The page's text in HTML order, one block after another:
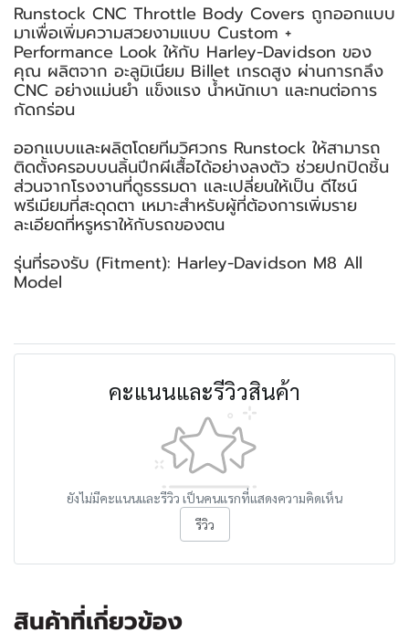
Runstock CNC Throttle Body Covers ถูกออกแบบ
มาเพื่อเพิ่มความสวยงามแบบ Custom +
Performance Look ให้กับ Harley-Davidson ของ
คุณ ผลิตจาก อะลูมิเนียม Billet เกรดสูง ผ่านการกลึง
CNC อย่างแม่นยำ แข็งแรง น้ำหนักเบา และทนต่อการ
กัดกร่อน
ออกแบบและผลิตโดยทีมวิศวกร Runstock ให้สามารถ
ติดตั้งครอบบนลิ้นปีกผีเสื้อได้อย่างลงตัว ช่วยปกปิดชิ้น
ส่วนจากโรงงานที่ดูธรรมดา และเปลี่ยนให้เป็น ดีไซน์
พรีเมียมที่สะดุดตา เหมาะสำหรับผู้ที่ต้องการเพิ่มราย
ละเอียดที่หรูหราให้กับรถของตน
รุ่นที่รองรับ (Fitment): Harley-Davidson M8 All
Model
คะแนนและรีวิวสินค้า
ยังไม่มีคะแนนและรีวิว เป็นคนแรกที่แสดงความคิดเห็น
รีวิว
สินค้าที่เกี่ยวข้อง